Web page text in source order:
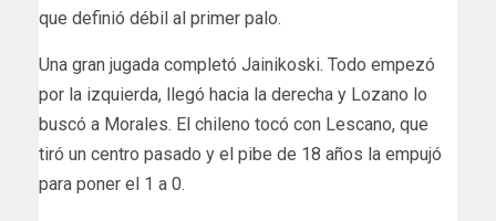
que definió débil al primer palo.
Una gran jugada completó Jainikoski. Todo empezó
por la izquierda, llegó hacia la derecha y Lozano lo
buscó a Morales. El chileno tocó con Lescano, que
tiró un centro pasado y el pibe de 18 años la empujó
para poner el 1 a 0.